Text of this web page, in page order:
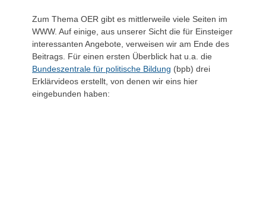
Zum Thema OER gibt es mittlerweile viele Seiten im
WWW. Auf einige, aus unserer Sicht die für Einsteiger
interessanten Angebote, verweisen wir am Ende des
Beitrags. Für einen ersten Überblick hat u.a. die
Bundeszentrale für politische Bildung (bpb) drei
Erklärvideos erstellt, von denen wir eins hier
eingebunden haben: